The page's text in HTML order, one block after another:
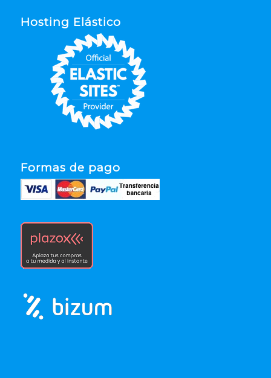
Hosting Elástico
Formas de pago